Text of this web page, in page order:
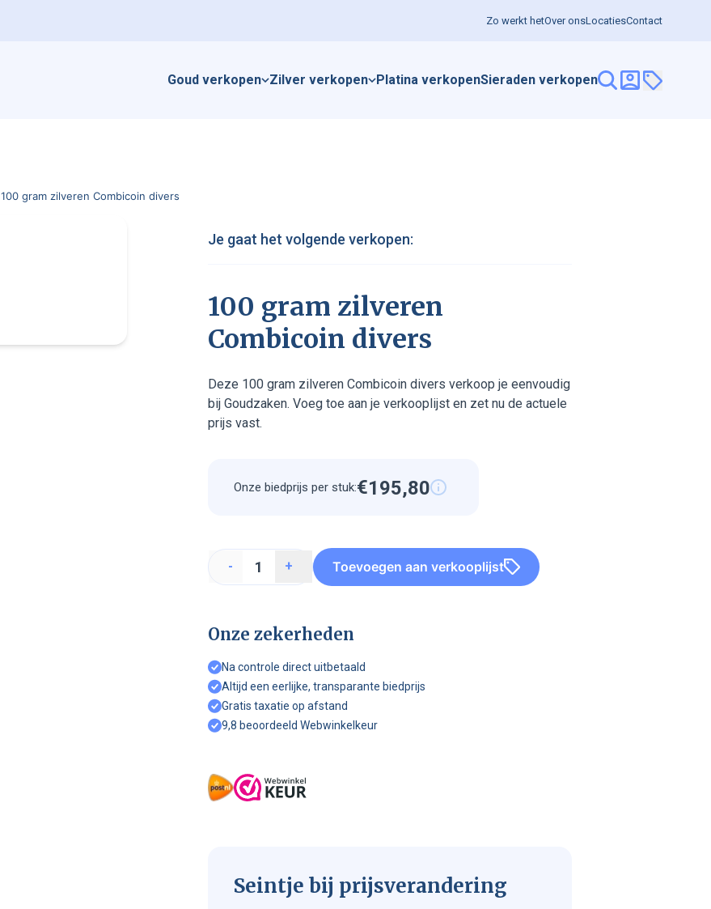
Zo werkt hetOver onsLocatiesContact
Goud verkopen Zilver verkopen Platina verkopenSieraden verkopen
100 gram zilveren Combicoin divers
Je gaat het volgende verkopen:
100 gram zilveren
Combicoin divers
Deze 100 gram zilveren Combicoin divers verkoop je eenvoudig
bij Goudzaken. Voeg toe aan je verkooplijst en zet nu de actuele
prijs vast.
Onze biedprijs per stuk:€1
1
1
9
1
9
5
1
5
,8
1
8
0
1
0
- + Toevoegen aan verkooplijst
Onze zekerheden
Na controle direct uitbetaald
Altijd een eerlijke, transparante biedprijs
Gratis taxatie op afstand
9,8 beoordeeld Webwinkelkeur
Seintje bij prijsverandering